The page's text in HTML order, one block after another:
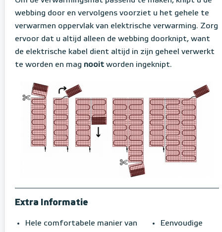
webbing door en vervolgens voorziet u het gehele te
verwarmen oppervlak van elektrische verwarming. Zorg
ervoor dat u altijd alleen de webbing doorknipt, want
de elektrische kabel dient altijd in zijn geheel verwerkt
te worden en mag nooit worden ingeknipt.
Extra Informatie
Hele comfortabele manier van Eenvoudige